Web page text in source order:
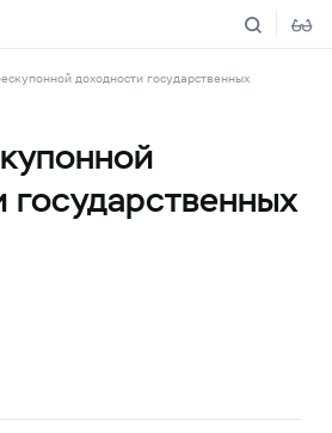
доходности государственных
государственных